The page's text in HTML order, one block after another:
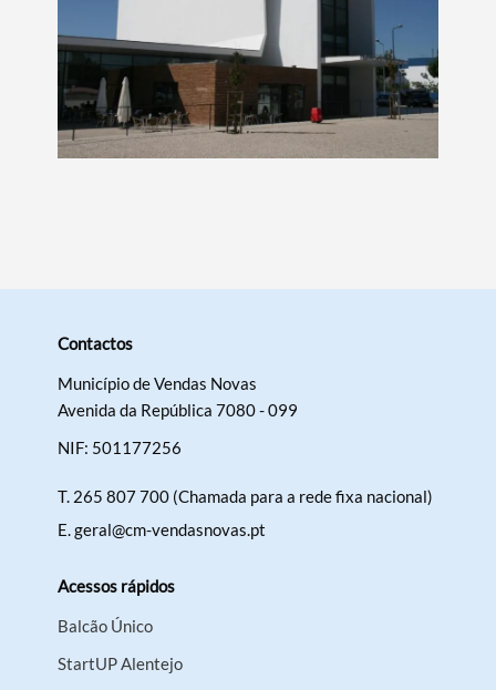
Termo de Pesquisa
Contactos
Município de Vendas Novas
Avenida da República 7080 - 099
NIF: 501177256
T. 265 807 700 (Chamada para a rede fixa nacional)
E.geral@cm-vendasnovas.pt
Acessos rápidos
Balcão Único
StartUP Alentejo